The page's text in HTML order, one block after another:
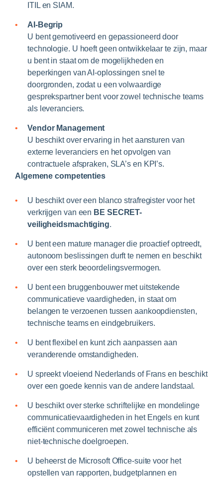
ITIL en SIAM.
AI-Begrip
U bent gemotiveerd en gepassioneerd door
technologie. U hoeft geen ontwikkelaar te zijn, maar
u bent in staat om de mogelijkheden en
beperkingen van AI-oplossingen snel te
doorgronden, zodat u een volwaardige
gesprekspartner bent voor zowel technische teams
als leveranciers.
Vendor Management
U beschikt over ervaring in het aansturen van
externe leveranciers en het opvolgen van
contractuele afspraken, SLA’s en KPI’s.
Algemene competenties
U beschikt over een blanco strafregister voor het
verkrijgen van een BE SECRET-
veiligheidsmachtiging.
U bent een mature manager die proactief optreedt,
autonoom beslissingen durft te nemen en beschikt
over een sterk beoordelingsvermogen.
U bent een bruggenbouwer met uitstekende
communicatieve vaardigheden, in staat om
belangen te verzoenen tussen aankoopdiensten,
technische teams en eindgebruikers.
U bent flexibel en kunt zich aanpassen aan
veranderende omstandigheden.
U spreekt vloeiend Nederlands of Frans en beschikt
over een goede kennis van de andere landstaal.
U beschikt over sterke schriftelijke en mondelinge
communicatievaardigheden in het Engels en kunt
efficiënt communiceren met zowel technische als
niet-technische doelgroepen.
U beheerst de Microsoft Office-suite voor het
opstellen van rapporten, budgetplannen en